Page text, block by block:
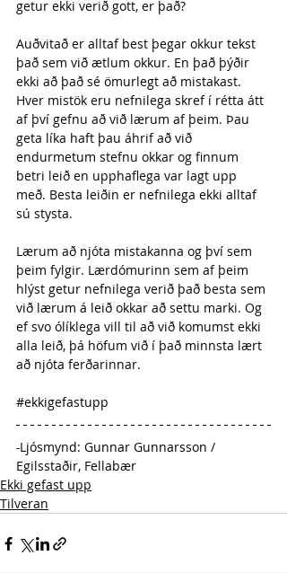
getur ekki verið gott, er það?
Auðvitað er alltaf best þegar okkur tekst
það sem við ætlum okkur. En það þýðir
ekki að það sé ömurlegt að mistakast.
Hver mistök eru nefnilega skref í rétta átt
af því gefnu að við lærum af þeim. Þau
geta líka haft þau áhrif að við
endurmetum stefnu okkar og finnum
betri leið en upphaflega var lagt upp
með. Besta leiðin er nefnilega ekki alltaf
sú stysta.
Lærum að njóta mistakanna og því sem
þeim fylgir. Lærdómurinn sem af þeim
hlýst getur nefnilega verið það besta sem
við lærum á leið okkar að settu marki. Og
ef svo ólíklega vill til að við komumst ekki
alla leið, þá höfum við í það minnsta lært
að njóta ferðarinnar.
#ekkigefastupp
-Ljósmynd: Gunnar Gunnarsson /
Egilsstaðir, Fellabær
Ekki gefast upp
Tilveran